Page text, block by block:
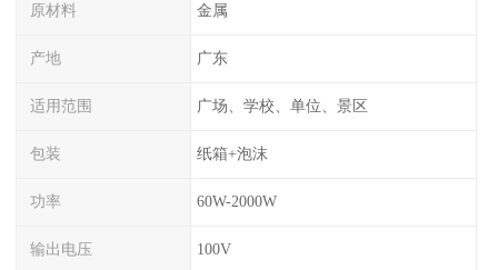
原材料 金属
产地 广东
适用范围 广场、学校、单位、景区
包装 纸箱+泡沫
功率 60W-2000W
输出电压 100V